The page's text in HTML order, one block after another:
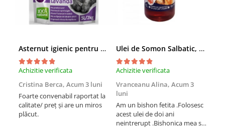
Asternut igienic pentru pisici Tofu Lavanda, Mon Petit 5 l
Achizitie verificata
Cristina Berca, Acum 3 luni
Foarte convenabil raportat la
calitate/ preț și are un miros
plăcut.
Ulei de Somon Salbatic, câini și pisici, piele si blană, BEST4PETS, 1l
Achizitie verificata
Vranceanu Alina, Acum 3
luni
Am un bishon fetita .Folosesc
acest ulei de doi ani
neintrerupt .Bishonica mea se